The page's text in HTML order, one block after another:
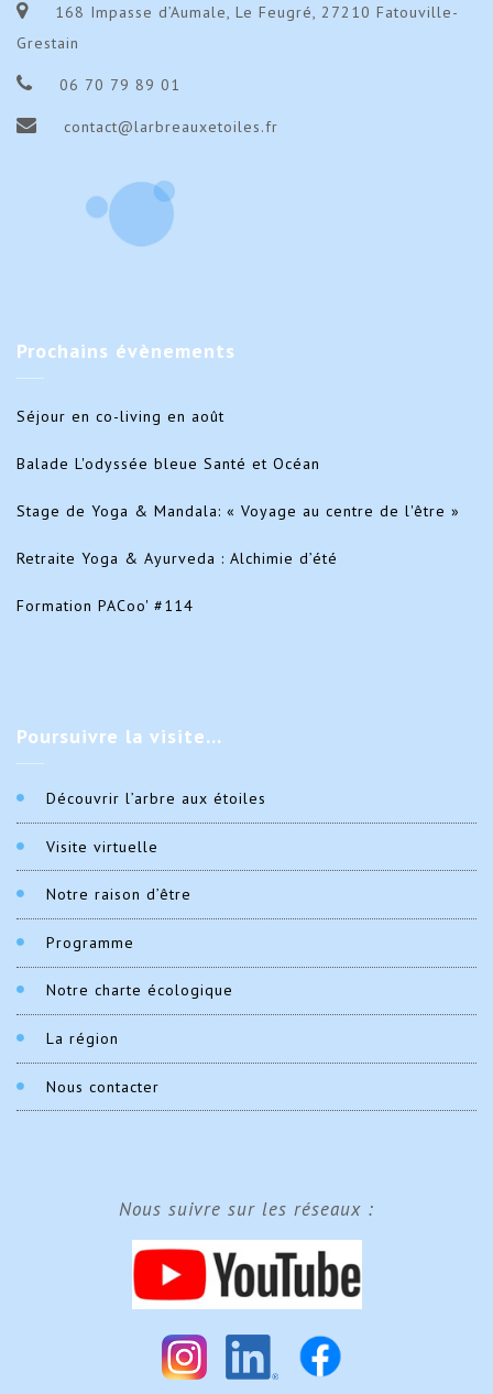
168 Impasse d’Aumale, Le Feugré, 27210 Fatouville-
Grestain
06 70 79 89 01
contact@larbreauxetoiles.fr
Prochains évènements
Séjour en co-living en août
Balade L'odyssée bleue Santé et Océan
Stage de Yoga & Mandala: « Voyage au centre de l'être »
Retraite Yoga & Ayurveda : Alchimie d’été
Formation PACoo' #114
Poursuivre la visite…
Découvrir l’arbre aux étoiles
Visite virtuelle
Notre raison d’être
Programme
Notre charte écologique
La région
Nous contacter
Nous suivre sur les réseaux :